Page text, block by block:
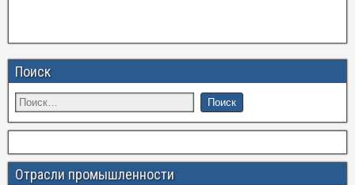
Поиск
Отрасли промышленности